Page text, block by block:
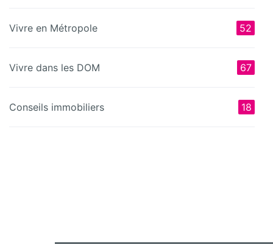
Vivre en Métropole 52
Vivre dans les DOM 67
Conseils immobiliers 18